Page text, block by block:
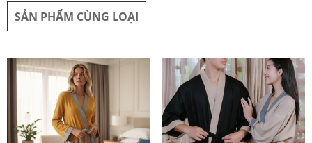
SẢN PHẨM CÙNG LOẠI